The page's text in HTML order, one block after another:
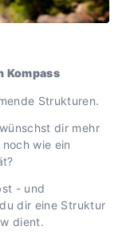
Kompass
Strukturen.
dir mehr
wie ein
- und
dir eine Struktur
dient.